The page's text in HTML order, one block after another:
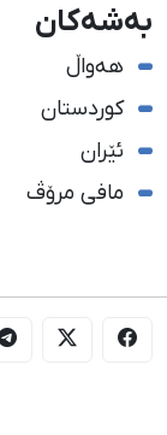
بەشەکان
هەواڵ
کوردستان
ئێران
مافی مرۆڤ